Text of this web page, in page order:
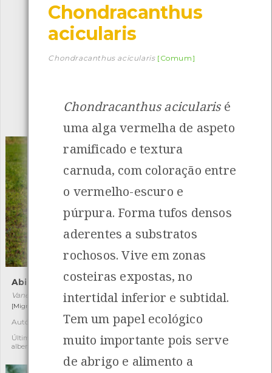
Descarregar a app BioRegisto
Abibe
Vanellus vanellus
[Migrador]
Autóctone
Última observação por: jose
alberto lima silva rodrigues
2
Falo-impúdico
Phallus impudicus
Autóctone
Última observação por:
Nicole Viana
Chondracanthus
acicularis
Chondracanthus acicularis [Comum]
Chondracanthus acicularisé
uma alga vermelha de aspeto
ramificado e textura
carnuda, com coloração entre
o vermelho-escuro e
púrpura. Forma tufos densos
aderentes a substratos
rochosos. Vive em zonas
costeiras expostas, no
intertidal inferior e subtidal.
Tem um papel ecológico
muito importante pois serve
de abrigo e alimento a